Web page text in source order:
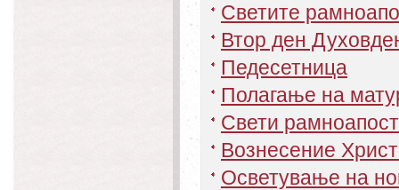
Светите
Втор ден
Педесетница
Полагање на
Свети
Вознесение
Осветување на